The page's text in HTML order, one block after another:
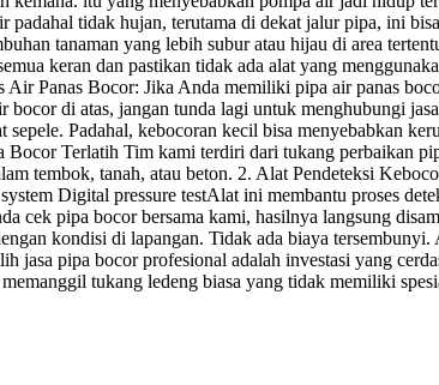
padahal tidak hujan, terutama di dekat jalur pipa, ini
tanaman yang lebih subur atau hijau di area
keran dan pastikan tidak ada alat yang
Panas Bocor: Jika Anda memiliki pipa air panas
bocor di atas, jangan tunda lagi untuk menghubungi
Padahal, kebocoran kecil bisa menyebabkan
Terlatih Tim kami terdiri dari tukang perbaikan
tembok, tanah, atau beton. 2. Alat Pendeteksi
Digital pressure testAlat ini membantu proses
cek pipa bocor bersama kami, hasilnya langsung
kondisi di lapangan. Tidak ada biaya
jasa pipa bocor profesional adalah investasi yang
tukang ledeng biasa yang tidak memiliki